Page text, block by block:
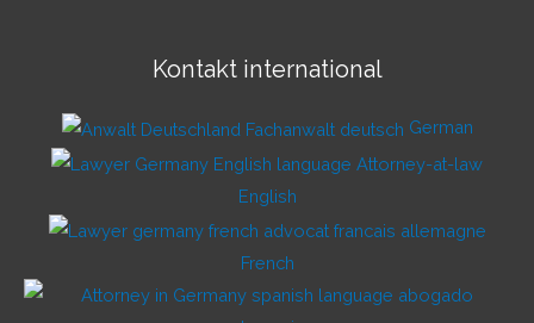
Kontakt international
German
English
French